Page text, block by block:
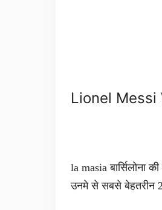
Lionel Messi
la masia
उनमे से सबसे बेहतरीन